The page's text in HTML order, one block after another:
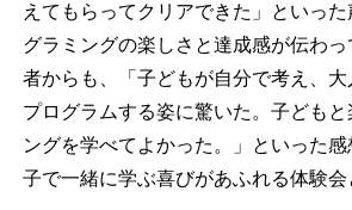
えてもらってクリアできた」といっ
グラミングの楽しさと達成感が伝わ
者からも、「子どもが自分で考え、
プログラムする姿に驚いた。子どもと
ングを学べてよかった。」といった
子で一緒に学ぶ喜びがあふれる体験会